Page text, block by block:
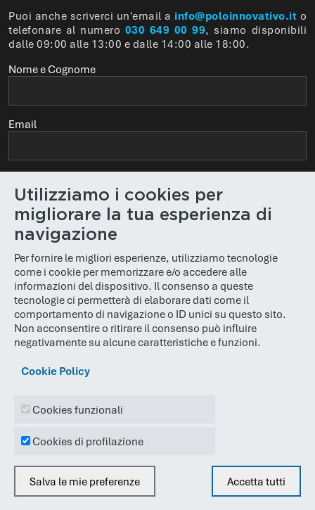
Puoi anche scriverci un'email a info@poloinnovativo.it o
telefonare al numero 030 649 00 99, siamo disponibili
dalle 09:00 alle 13:00 e dalle 14:00 alle 18:00.
Nome e Cognome
Email
Messaggio
Rispondi a questa domanda per dimostrare che non sei un
robot
Acconsento al trattamento dei miei dati personali secondo la
Privacy Policy
Utilizziamo i cookies per
migliorare la tua esperienza di
navigazione
Per fornire le migliori esperienze, utilizziamo tecnologie
come i cookie per memorizzare e/o accedere alle
informazioni del dispositivo. Il consenso a queste
tecnologie ci permetterà di elaborare dati come il
comportamento di navigazione o ID unici su questo sito.
Non acconsentire o ritirare il consenso può influire
negativamente su alcune caratteristiche e funzioni.
Cookie Policy
Cookies funzionali
Cookies di profilazione
Salva le mie preferenze
Accetta tutti